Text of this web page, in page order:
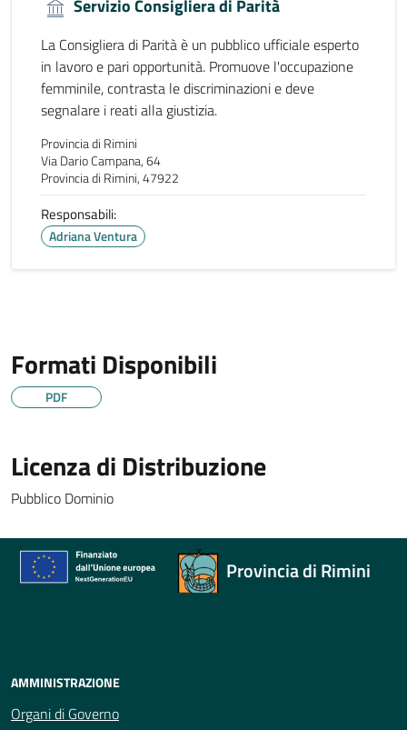
Servizio Consigliera di Parità
La Consigliera di Parità è un pubblico ufficiale esperto
in lavoro e pari opportunità. Promuove l'occupazione
femminile, contrasta le discriminazioni e deve
segnalare i reati alla giustizia.
Provincia di Rimini
Via Dario Campana, 64
Provincia di Rimini, 47922
Responsabili:
Adriana Ventura
Formati Disponibili
PDF
Licenza di Distribuzione
Pubblico Dominio
Provincia di Rimini
AMMINISTRAZIONE
Organi di Governo